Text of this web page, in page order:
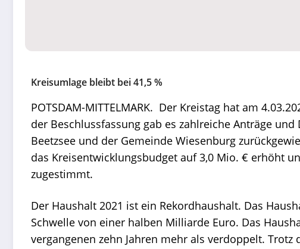
Kreisumlage bleibt bei 41,5 %
POTSDAM-MITTELMARK. Der Kreistag hat am
der Beschlussfassung gab es zahlreiche Anträge
Beetzsee und der Gemeinde Wiesenburg
das Kreisentwicklungsbudget auf 3,0 Mio. € erhöht
zugestimmt.
Der Haushalt 2021 ist ein Rekordhaushalt. Das
Schwelle von einer halben Milliarde Euro. Das
vergangenen zehn Jahren mehr als verdoppelt. Trotz